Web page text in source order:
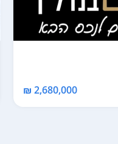
2,680,000 ₪